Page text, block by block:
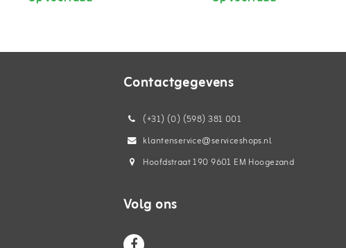
Contactgegevens
(+31) (0) (598) 381 001
klantenservice@serviceshops.nl
Hoofdstraat 190 9601 EM Hoogezand
Volg ons